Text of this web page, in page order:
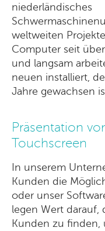
niederländisches
weltweiten
Computer seit
und langsam
neuen installiert,
Jahre gewachsen
Präsentation
Touchscreen
In unserem
Kunden die
oder unser
legen Wert darauf,
Kunden zu finden,